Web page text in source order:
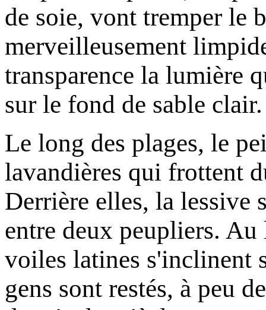
de soie, vont tremper le
merveilleusement
transparence la lumière
sur le fond de sable clair.
Le long des plages, le
lavandières qui frottent
Derrière elles, la lessive
entre deux peupliers. Au
voiles latines s'inclinent
gens sont restés, à peu